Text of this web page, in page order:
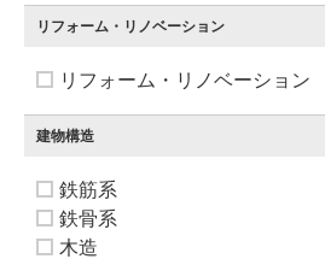
リフォーム・リノベーション
リフォーム・リノベーション
建物構造
鉄筋系
鉄骨系
木造